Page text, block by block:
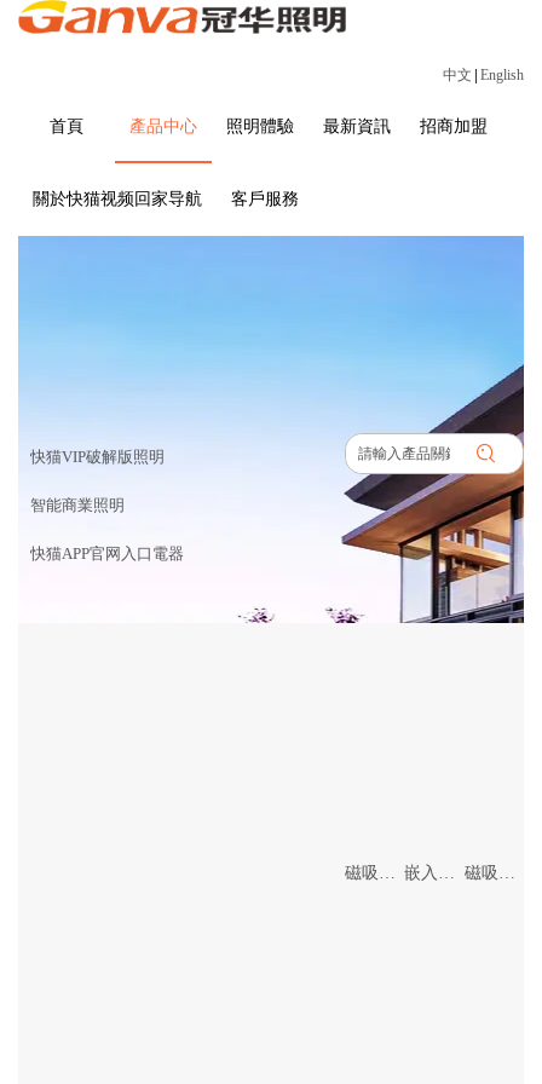
中文 English
首頁 產品中心 照明體驗 最新資訊 招商加盟
關於快猫视频回家导航 客戶服務
快猫VIP破解版照明
智能商業照明
快猫APP官网入口電器
磁吸格柵燈 嵌入式格柵燈 磁吸吊線燈